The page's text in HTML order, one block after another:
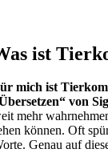
ist
mich ist
von
mehr
können. Oft
Genau auf